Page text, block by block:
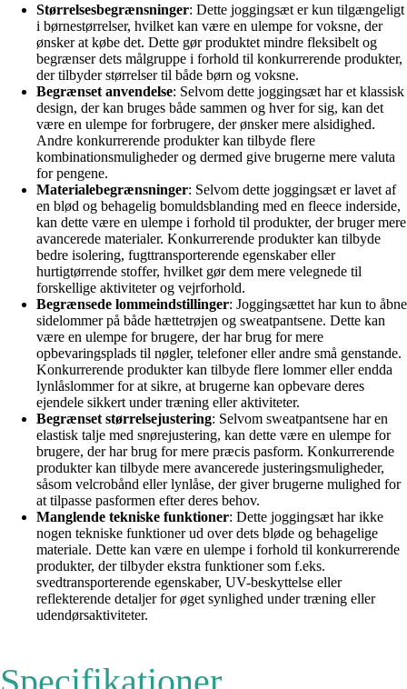
Størrelsesbegrænsninger: Dette joggingsæt er kun tilgængeligt
i børnestørrelser, hvilket kan være en ulempe for voksne, der
ønsker at købe det. Dette gør produktet mindre fleksibelt og
begrænser dets målgruppe i forhold til konkurrerende produkter,
der tilbyder størrelser til både børn og voksne.
Begrænset anvendelse: Selvom dette joggingsæt har et klassisk
design, der kan bruges både sammen og hver for sig, kan det
være en ulempe for forbrugere, der ønsker mere alsidighed.
Andre konkurrerende produkter kan tilbyde flere
kombinationsmuligheder og dermed give brugerne mere valuta
for pengene.
Materialebegrænsninger: Selvom dette joggingsæt er lavet af
en blød og behagelig bomuldsblanding med en fleece inderside,
kan dette være en ulempe i forhold til produkter, der bruger mere
avancerede materialer. Konkurrerende produkter kan tilbyde
bedre isolering, fugttransporterende egenskaber eller
hurtigtørrende stoffer, hvilket gør dem mere velegnede til
forskellige aktiviteter og vejrforhold.
Begrænsede lommeindstillinger: Joggingsættet har kun to åbne
sidelommer på både hættetrøjen og sweatpantsene. Dette kan
være en ulempe for brugere, der har brug for mere
opbevaringsplads til nøgler, telefoner eller andre små genstande.
Konkurrerende produkter kan tilbyde flere lommer eller endda
lynlåslommer for at sikre, at brugerne kan opbevare deres
ejendele sikkert under træning eller aktiviteter.
Begrænset størrelsejustering: Selvom sweatpantsene har en
elastisk talje med snørejustering, kan dette være en ulempe for
brugere, der har brug for mere præcis pasform. Konkurrerende
produkter kan tilbyde mere avancerede justeringsmuligheder,
såsom velcrobånd eller lynlåse, der giver brugerne mulighed for
at tilpasse pasformen efter deres behov.
Manglende tekniske funktioner: Dette joggingsæt har ikke
nogen tekniske funktioner ud over dets bløde og behagelige
materiale. Dette kan være en ulempe i forhold til konkurrerende
produkter, der tilbyder ekstra funktioner som f.eks.
svedtransporterende egenskaber, UV-beskyttelse eller
reflekterende detaljer for øget synlighed under træning eller
udendørsaktiviteter.